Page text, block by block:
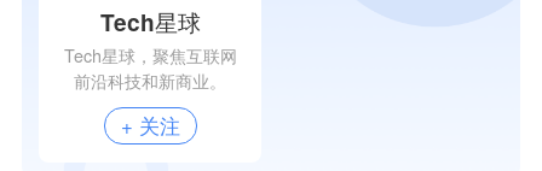
Tech星球
Tech星球，聚焦互联网
前沿科技和新商业。
+ 关注